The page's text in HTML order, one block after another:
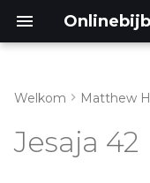
Jesaja 42:1-4
Welkom Matthew
Jesaja 42